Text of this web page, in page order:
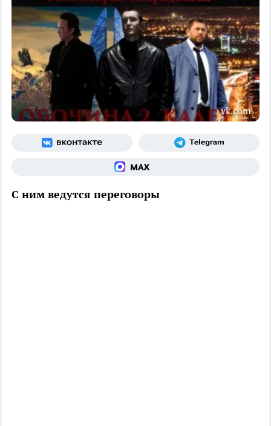
vk.com
С ним ведутся переговоры